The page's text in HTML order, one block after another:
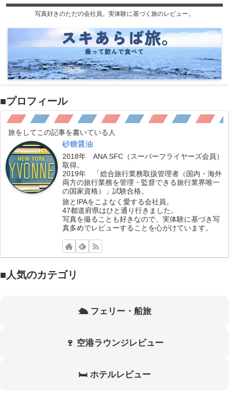
写真好きのただの会社員。実体験に基づく旅のレビュー。
■プロフィール
旅をしてこの記事を書いている人
砂糖醤油
2018年 ANA SFC（スーパーフライヤーズ会員）
取得。
2019年 「総合旅行業務取扱管理者（国内・海外
両方の旅行業務を管理・監督できる旅行業界唯一
の国家資格）」試験合格。
旅とIPAをこよなく愛する会社員。
47都道府県はひと通り行きました。
写真を撮ることも好きなので、実体験に基づき写
真多めでレビューすることを心がけています。
■人気のカテゴリ
🛳 フェリー・船旅
🍷 空港ラウンジレビュー
🛏 ホテルレビュー